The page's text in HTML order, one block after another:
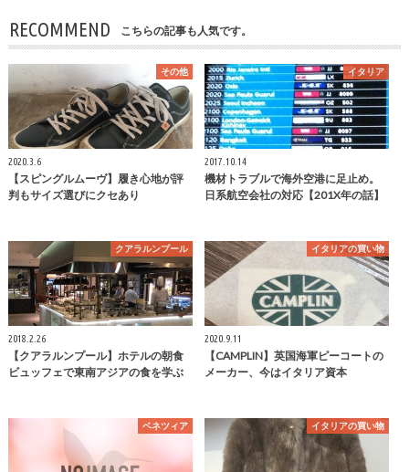
RECOMMEND こちらの記事も人気です。
その他
2020.3.6
【スピングルムーヴ】履き心地が評
判もサイズ選びにクセあり
イタリア
2017.10.14
機材トラブルで海外空港に足止め。
日系航空会社の対応【201X年の話】
クアラルンプール
2018.2.26
【クアラルンプール】ホテルの朝食
ビュッフェで東南アジアの食を学ぶ
イタリアの買い物
2020.9.11
【CAMPLIN】英国海軍ピーコートの
メーカー、今はイタリア資本
ベネツィア イタリアの買い物